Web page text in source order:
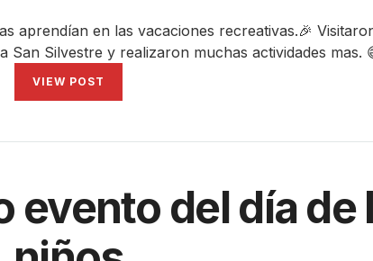
aprendían en las vacaciones recreativas.🎉
San Silvestre y realizaron muchas actividades mas.
VIEW POST
evento del día de